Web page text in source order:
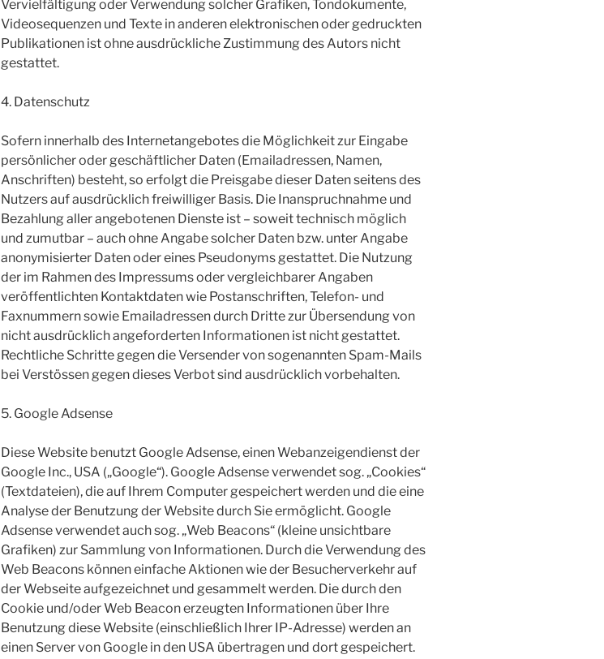
Vervielfältigung oder Verwendung solcher Grafiken, Tondokumente,
Videosequenzen und Texte in anderen elektronischen oder gedruckten
Publikationen ist ohne ausdrückliche Zustimmung des Autors nicht
gestattet.
4. Datenschutz
Sofern innerhalb des Internetangebotes die Möglichkeit zur Eingabe
persönlicher oder geschäftlicher Daten (Emailadressen, Namen,
Anschriften) besteht, so erfolgt die Preisgabe dieser Daten seitens des
Nutzers auf ausdrücklich freiwilliger Basis. Die Inanspruchnahme und
Bezahlung aller angebotenen Dienste ist – soweit technisch möglich
und zumutbar – auch ohne Angabe solcher Daten bzw. unter Angabe
anonymisierter Daten oder eines Pseudonyms gestattet. Die Nutzung
der im Rahmen des Impressums oder vergleichbarer Angaben
veröffentlichten Kontaktdaten wie Postanschriften, Telefon- und
Faxnummern sowie Emailadressen durch Dritte zur Übersendung von
nicht ausdrücklich angeforderten Informationen ist nicht gestattet.
Rechtliche Schritte gegen die Versender von sogenannten Spam-Mails
bei Verstössen gegen dieses Verbot sind ausdrücklich vorbehalten.
5. Google Adsense
Diese Website benutzt Google Adsense, einen Webanzeigendienst der
Google Inc., USA („Google“). Google Adsense verwendet sog. „Cookies“
(Textdateien), die auf Ihrem Computer gespeichert werden und die eine
Analyse der Benutzung der Website durch Sie ermöglicht. Google
Adsense verwendet auch sog. „Web Beacons“ (kleine unsichtbare
Grafiken) zur Sammlung von Informationen. Durch die Verwendung des
Web Beacons können einfache Aktionen wie der Besucherverkehr auf
der Webseite aufgezeichnet und gesammelt werden. Die durch den
Cookie und/oder Web Beacon erzeugten Informationen über Ihre
Benutzung diese Website (einschließlich Ihrer IP-Adresse) werden an
einen Server von Google in den USA übertragen und dort gespeichert.